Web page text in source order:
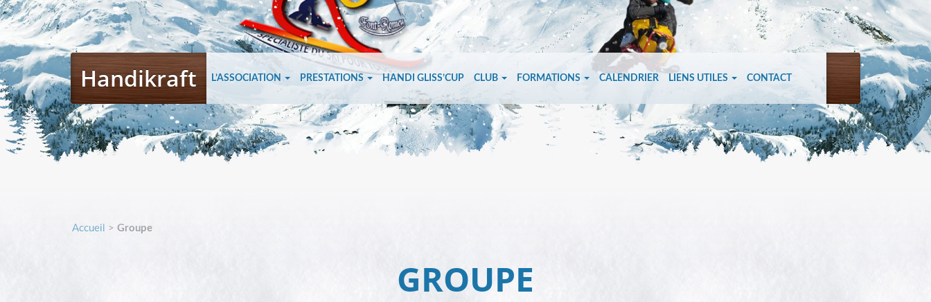
Handikraft L’ASSOCIATION PRESTATIONS HANDI GLISS’CUP CLUB FORMATIONS CALENDRIER LIENS UTILES CONTACT
Accueil > Groupe
GROUPE